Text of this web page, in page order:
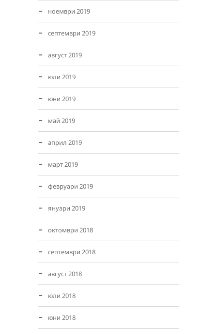
ноември 2019
септември 2019
август 2019
юли 2019
юни 2019
май 2019
април 2019
март 2019
февруари 2019
януари 2019
октомври 2018
септември 2018
август 2018
юли 2018
юни 2018